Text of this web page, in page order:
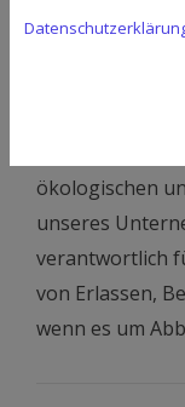
Auch bei dem
Regeln und
immer unter
geltenden
ökologischen
unseres
verantwortlich
von Erlassen,
wenn es um